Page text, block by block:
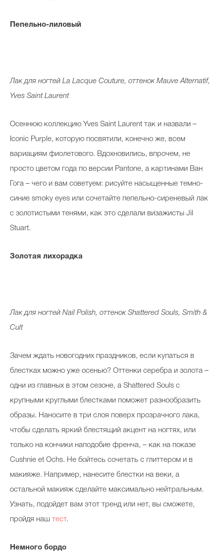
Пепельно-лиловый
Лак для ногтей La Lacque Couture, оттенок Mauve Alternatif,
Yves Saint Laurent
Осеннюю коллекцию Yves Saint Laurent так и назвали –
Iconic Purple, которую посвятили, конечно же, всем
вариациям фиолетового. Вдохновились, впрочем, не
просто цветом года по версии Pantone, а картинами Ван
Гога – чего и вам советуем: рисуйте насыщенные темно-
синие smoky eyes или сочетайте пепельно-сиреневый лак
с золотистыми тенями, как это сделали визажисты Jil
Stuart.
Золотая лихорадка
Лак для ногтей Nail Polish, оттенок Shattered Souls, Smith &
Cult
Зачем ждать новогодних праздников, если купаться в
блестках можно уже осенью? Оттенки серебра и золота –
одни из главных в этом сезоне, а Shattered Souls с
крупными круглыми блестками поможет разнообразить
образы. Наносите в три слоя поверх прозрачного лака,
чтобы сделать яркий блестящий акцент на ногтях, или
только на кончики наподобие френча, – как на показе
Cushnie et Ochs. Не бойтесь сочетать с глиттером и в
макияже. Например, нанесите блестки на веки, а
остальной макияж сделайте максимально нейтральным.
Узнать, подойдет вам этот тренд или нет, вы сможете,
пройдя наш тест.
Немного бордо